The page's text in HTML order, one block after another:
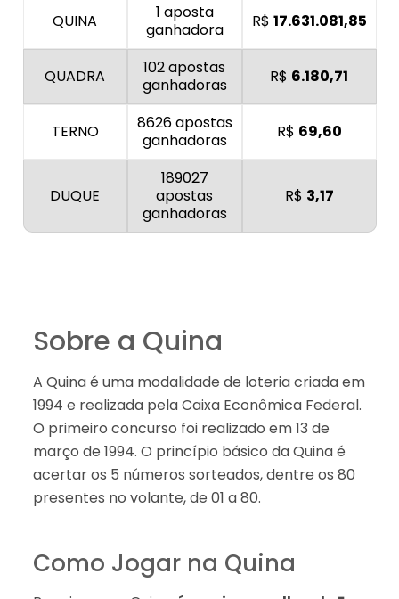
QUINA
1 aposta
ganhadora
R$ 17.631.081,85
QUADRA
102 apostas
ganhadoras
R$ 6.180,71
TERNO
8626 apostas
ganhadoras
R$ 69,60
DUQUE
189027
apostas
ganhadoras
R$ 3,17
Sobre a Quina
A Quina é uma modalidade de loteria criada em
1994 e realizada pela Caixa Econômica Federal.
O primeiro concurso foi realizado em 13 de
março de 1994. O princípio básico da Quina é
acertar os 5 números sorteados, dentre os 80
presentes no volante, de 01 a 80.
Como Jogar na Quina